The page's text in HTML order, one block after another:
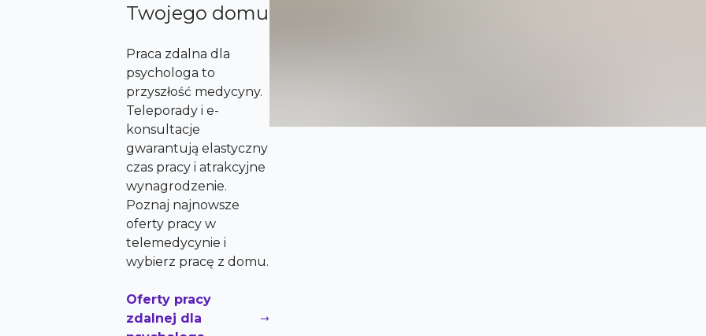
Twojego domu
Praca zdalna dla
psychologa to
przyszłość medycyny.
Teleporady i e-
konsultacje
gwarantują elastyczny
czas pracy i atrakcyjne
wynagrodzenie.
Poznaj najnowsze
oferty pracy w
telemedycynie i
wybierz pracę z domu.
Oferty pracy
zdalnej dla